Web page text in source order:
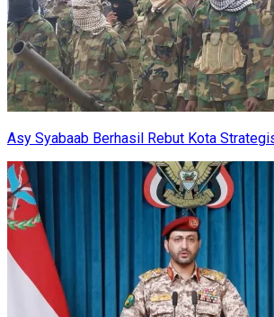
Asy Syabaab Berhasil Rebut Kota